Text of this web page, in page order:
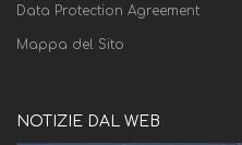
Data Protection Agreement
Mappa del Sito
NOTIZIE DAL WEB